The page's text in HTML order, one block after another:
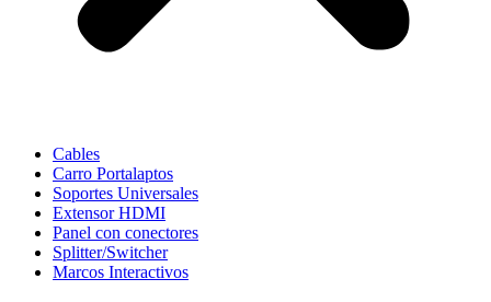
Cables
Carro Portalaptos
Soportes Universales
Extensor HDMI
Panel con conectores
Splitter/Switcher
Marcos Interactivos